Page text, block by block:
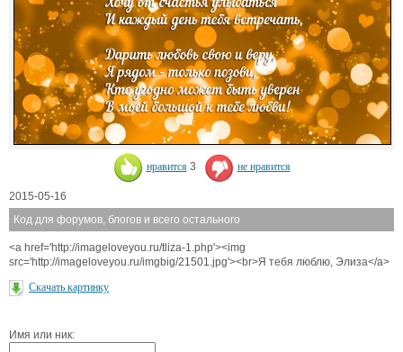
нравится 3 не нравится
2015-05-16
Код для форумов, блогов и всего остального
<a href='http://imageloveyou.ru/tliza-1.php'><img
src='http://imageloveyou.ru/imgbig/21501.jpg'><br>Я тебя люблю, Элиза</a>
Скачать картинку
Имя или ник: